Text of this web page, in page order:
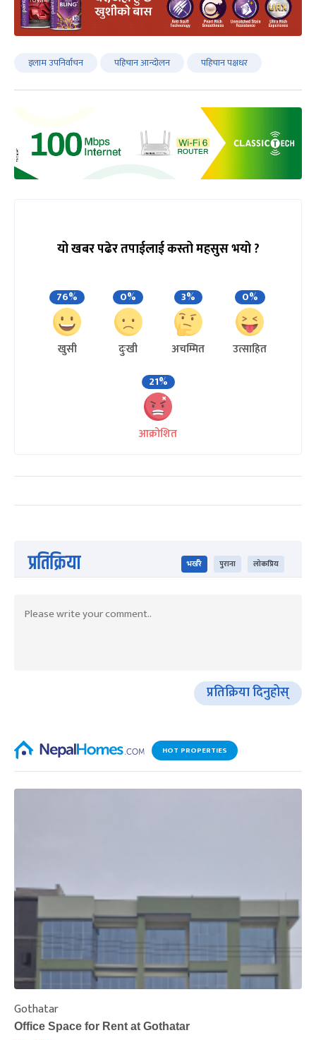
इलाम उपनिर्वाचन पहिचान आन्दोलन पहिचान पक्षधर
यो खबर पढेर तपाईलाई कस्तो महसुस भयो ?
76%
खुसी
0%
दुःखी
3%
अचम्मित
0%
उत्साहित
21%
आक्रोशित
प्रतिक्रिया भर्खरै पुराना लोकप्रिय
प्रतिक्रिया दिनुहोस्
HOT PROPERTIES
Gothatar
Office Space for Rent at Gothatar